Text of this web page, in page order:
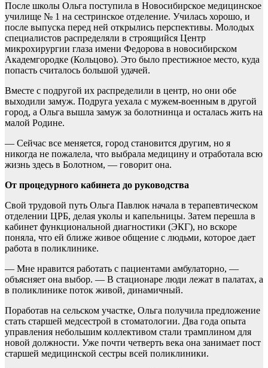
После школы Ольга поступила в Новосибирское медицинское
училище № 1 на сестринское отделение. Училась хорошо, и
после выпуска перед ней открылись перспективы. Молодых
специалистов распределяли в строящийся Центр
микрохирургии глаза имени Федорова в новосибирском
Академгородке (Кольцово). Это было престижное место, куда
попасть считалось большой удачей.
Вместе с подругой их распределили в центр, но они обе
выходили замуж. Подруга уехала с мужем-военным в другой
город, а Ольга вышла замуж за болотнинца и осталась жить на
малой Родине.
— Сейчас все меняется, город становится другим, но я
никогда не пожалела, что выбрала медицину и отработала всю
жизнь здесь в Болотном, — говорит она.
От процедурного кабинета до руководства
Свой трудовой путь Ольга Павлюк начала в терапевтическом
отделении ЦРБ, делая уколы и капельницы. Затем перешла в
кабинет функциональной диагностики (ЭКГ), но вскоре
поняла, что ей ближе живое общение с людьми, которое дает
работа в поликлинике.
— Мне нравится работать с пациентами амбулаторно, —
объясняет она выбор. — В стационаре люди лежат в палатах, а
в поликлинике поток живой, динамичный.
Поработав на сельском участке, Ольга получила предложение
стать старшей медсестрой в стоматологии. Два года опыта
управления небольшим коллективом стали трамплином для
новой должности. Уже почти четверть века она занимает пост
старшей медицинской сестры всей поликлиники.